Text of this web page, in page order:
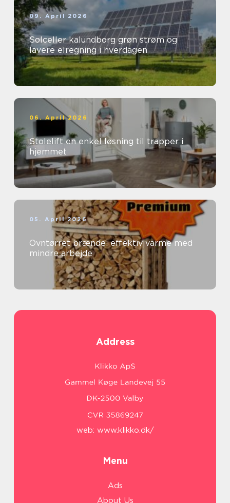
09. April 2026
Solceller kalundborg grøn strøm og
lavere elregning i hverdagen
06. April 2026
Stolelift en enkel løsning til trapper i
hjemmet
05. April 2026
Ovntørret brænde: effektiv varme med
mindre arbejde
Address
web: www.klikko.dk/
Menu
Ads
About Us